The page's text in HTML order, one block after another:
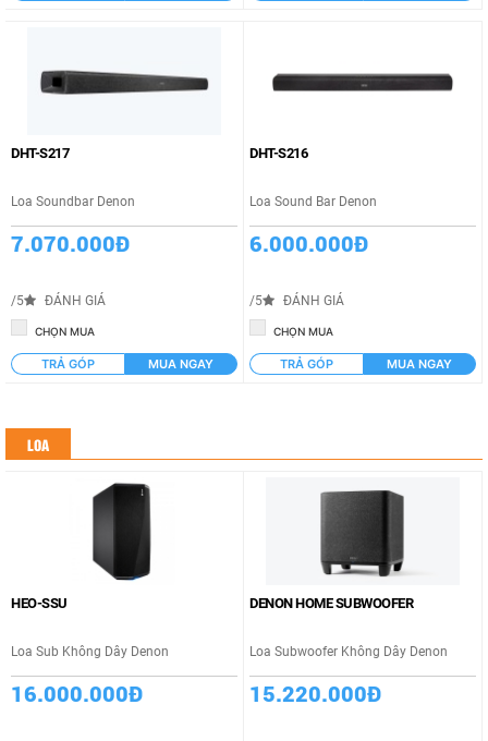
DHT-S217
Loa Soundbar Denon
7.070.000Đ
/5 ĐÁNH GIÁ
CHỌN MUA
TRẢ GÓP MUA NGAY
DHT-S216
Loa Sound Bar Denon
6.000.000Đ
/5 ĐÁNH GIÁ
CHỌN MUA
TRẢ GÓP MUA NGAY
LOA
HEO-SSU
Loa Sub Không Dây Denon
16.000.000Đ
DENON HOME SUBWOOFER
Loa Subwoofer Không Dây Denon
15.220.000Đ